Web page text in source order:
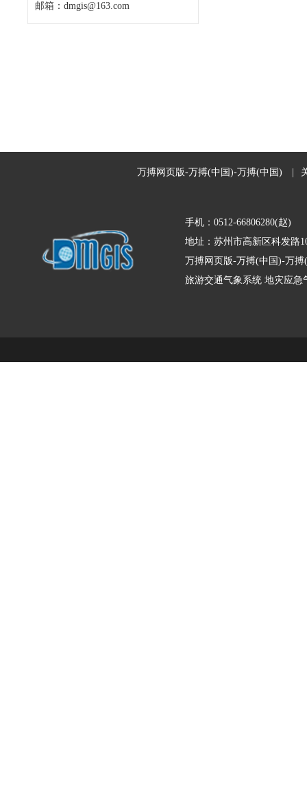
邮箱：dmgis@163.com
万搏网页版-万搏(中国)-万搏(中国)
手机：0512-66806280(赵)
地址：苏州市高新区科发路
万搏网页版-万搏(中国)-万
旅游交通气象系统 地灾应急